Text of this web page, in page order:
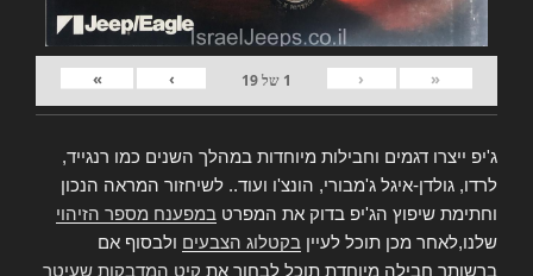
«
‹
1 של19
›
»
ג'יפ ייצרו דגמים וחבילות מיוחדות במהלך השנים כמו רנגייד,
לרדו, גולדן-איגל ג'מבורי, הונצ'ו ועוד.. לשיחזור המראה הנכון
וחתימת שיפוץ הג'יפ בדוק את המפרט במפענח מספר הזיהוי
שלנו,לאחר מכן תוכל לעיין בקטלוג הצבעים ולבסוף אם
ברשותך חבילה מיוחדת תוכל לבחור את קיט המדבקות שעיטר